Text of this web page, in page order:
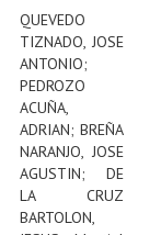
QUEVEDO
TIZNADO, JOSE
ANTONIO;
PEDROZO
ACUÑA,
ADRIAN; BREÑA
NARANJO, JOSE
AGUSTIN; DE
LA CRUZ
BARTOLON,